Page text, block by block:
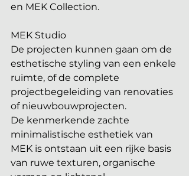
en MEK Collection.
MEK Studio
De projecten kunnen gaan om de
esthetische styling van een enkele
ruimte, of de complete
projectbegeleiding van renovaties
of nieuwbouwprojecten.
De kenmerkende zachte
minimalistische esthetiek van
MEK is ontstaan uit een rijke basis
van ruwe texturen, organische